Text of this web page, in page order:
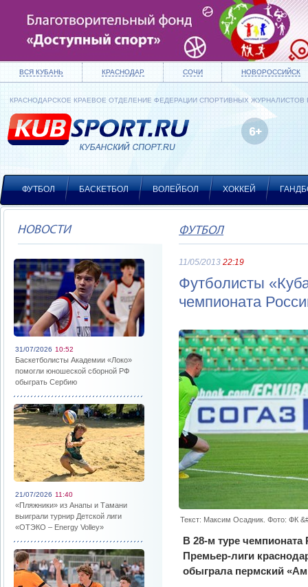
ВСЯ КУБАНЬ КРАСНОДАР СОЧИ НОВОРОССИЙСК
КРАСНОДАРСКОЕ КРАЕВОЕ ОТДЕЛЕНИЕ ФЕДЕРАЦИИ СПОРТИВНЫХ ЖУРНАЛИСТОВ
ФУТБОЛ БАСКЕТБОЛ ВОЛЕЙБОЛ ХОККЕЙ
НОВОСТИ
31/07/2026 10:52
Баскетболисты Академии «Локо»
помогли юношеской сборной РФ
обыграть Сербию
21/07/2026 11:40
«Пляжники» из Анапы и Тамани
выиграли турнир Детской лиги
«ОТЭКО – Energy Volley»
ФУТБОЛ
11/05/2013 22:19
Футболисты
чемпионата
Текст: Максим Осадник. Фото: ФК
В 28-м туре
Премьер-лиги
обыграла пермский